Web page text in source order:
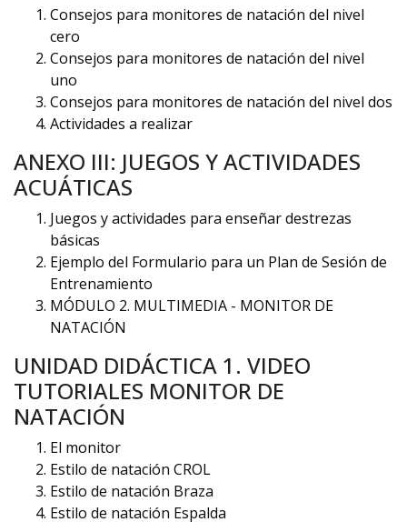
Consejos para monitores de natación del nivel
cero
Consejos para monitores de natación del nivel
uno
Consejos para monitores de natación del nivel dos
Actividades a realizar
ANEXO III: JUEGOS Y ACTIVIDADES
ACUÁTICAS
Juegos y actividades para enseñar destrezas
básicas
Ejemplo del Formulario para un Plan de Sesión de
Entrenamiento
MÓDULO 2. MULTIMEDIA - MONITOR DE
NATACIÓN
UNIDAD DIDÁCTICA 1. VIDEO
TUTORIALES MONITOR DE
NATACIÓN
El monitor
Estilo de natación CROL
Estilo de natación Braza
Estilo de natación Espalda